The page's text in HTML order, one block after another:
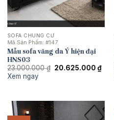
SOFA CHUNG CƯ
Mã Sản Phẩm: #147
Mẫu sofa văng da Ý hiện đại
HNS03
23.000.000₫ Giá
20.625.000 ₫Giá
hiện
Xem ngay